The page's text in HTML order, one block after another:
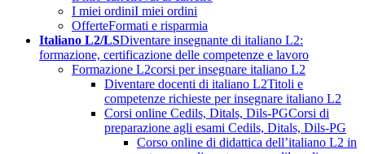
I miei ordiniI miei ordini
OfferteFormati e risparmia
Italiano L2/LSDiventare insegnante di italiano L2:
formazione, certificazione delle competenze e lavoro
Formazione L2corsi per insegnare italiano L2
Diventare docenti di italiano L2Titoli e
competenze richieste per insegnare italiano L2
Corsi online Cedils, Ditals, Dils-PGCorsi di
preparazione agli esami Cedils, Ditals, Dils-PG
Corso online di didattica dell’italiano L2 in